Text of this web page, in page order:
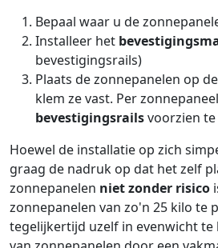
Bepaal waar u de
Installeer het
bevestigingsrails)
Plaats de zonnepanelen op
klem ze vast. Per
bevestigingsrailsvoorzien
Hoewel de installatie op zich
graag de nadruk op dat het zelf
zonnepanelen niet zonder risico
zonnepanelen van zo'n 25 kilo te
tegelijkertijd uzelf in evenwicht te